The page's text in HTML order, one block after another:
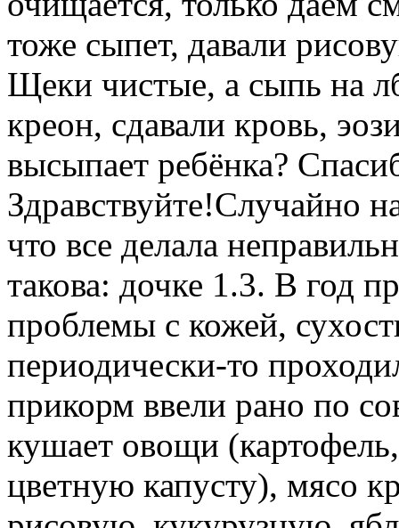
тоже сыпет, давали
Щеки чистые, а сыпь на
креон, сдавали кровь,
высыпает ребёнка?
Здравствуйте!Случайно
что все делала
такова: дочке 1.3. В год
проблемы с кожей,
периодически-то
прикорм ввели рано по
кушает овощи
цветную капусту), мясо